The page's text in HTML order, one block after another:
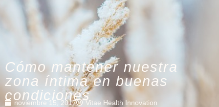
Cómo mantener nuestra
zona íntima en buenas
condiciones
noviembre 15, 2017
Vitae Health Innovation